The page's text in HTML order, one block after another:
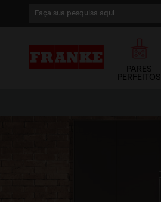
Faça sua pesquisa aqui
PARES
PERFEITOS
º cuba dupla